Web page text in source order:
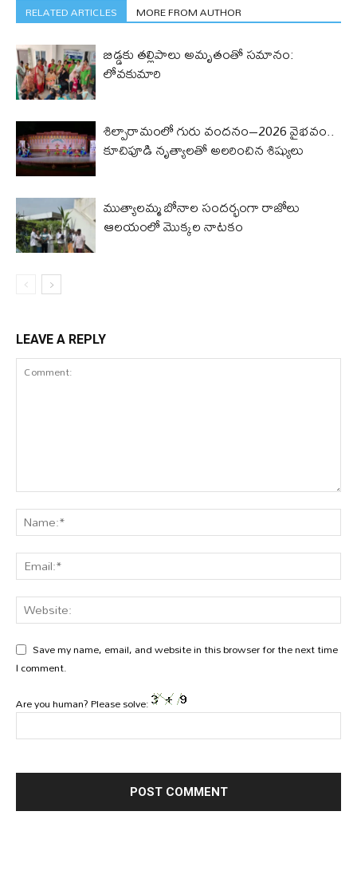
RELATED ARTICLES MORE FROM AUTHOR
బిడ్డ‌కు త‌ల్లిపాలు అమృతంతో స‌మానం:
లోవ‌కుమారి
శిల్పారామంలో గురు వందనం–2026 వైభవం..
కూచిపూడి నృత్యాలతో అలరించిన శిష్యులు
ముత్యాలమ్మ బోనాల సందర్భంగా రాజోలు
ఆలయంలో మొక్కల నాటకం
LEAVE A REPLY
Save my name, email, and website in this browser for the next time
I comment.
Are you human? Please solve: